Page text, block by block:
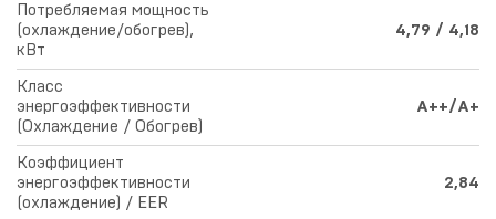
Потребляемая мощность
(охлаждение/обогрев),
кВт
4,79 / 4,18
Класс
энергоэффективности
(Охлаждение / Обогрев)
A++/A+
Коэффициент
энергоэффективности
(охлаждение) / EER
2,84